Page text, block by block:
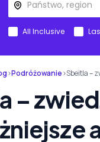
All Inclusive
›Podróżowanie›Sbeitla –
–